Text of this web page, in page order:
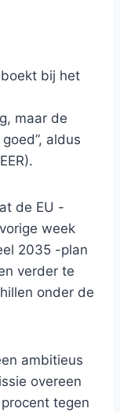
bij het
maar de
aldus
de EU -
week
2035 -plan
verder te
onder de
​​ambitieus
overeen
tegen